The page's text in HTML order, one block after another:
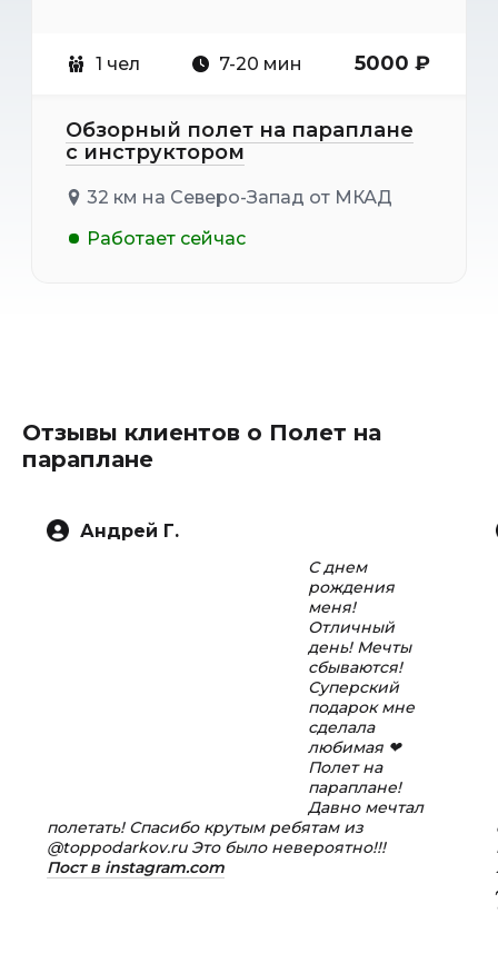
1 чел 7-20 мин 5000 ₽
Обзорный полет на параплане
с инструктором
32 км на Северо-Запад от МКАД
Работает сейчас
Отзывы клиентов о Полет на
параплане
Андрей Г.
С днем
рождения
меня!
Отличный
день! Мечты
сбываются!
Суперский
подарок мне
сделала
любимая ❤
Полет на
параплане!
Давно мечтал
полетать! Спасибо крутым ребятам из
@toppodarkov.ru Это было невероятно!!!
Пост в instagram.com